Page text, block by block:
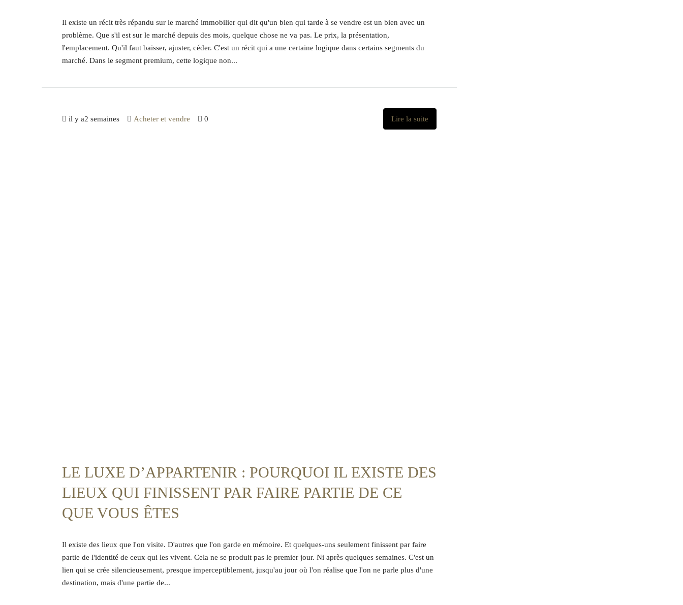
Il existe un récit très répandu sur le marché immobilier qui dit qu'un bien qui tarde à se vendre est un bien avec un
problème. Que s'il est sur le marché depuis des mois, quelque chose ne va pas. Le prix, la présentation,
l'emplacement. Qu'il faut baisser, ajuster, céder. C'est un récit qui a une certaine logique dans certains segments du
marché. Dans le segment premium, cette logique non...
il y a2 semaines Acheter et vendre 0 Lire la suite
LE LUXE D’APPARTENIR : POURQUOI IL EXISTE DES
LIEUX QUI FINISSENT PAR FAIRE PARTIE DE CE
QUE VOUS ÊTES
Il existe des lieux que l'on visite. D'autres que l'on garde en mémoire. Et quelques-uns seulement finissent par faire
partie de l'identité de ceux qui les vivent. Cela ne se produit pas le premier jour. Ni après quelques semaines. C'est un
lien qui se crée silencieusement, presque imperceptiblement, jusqu'au jour où l'on réalise que l'on ne parle plus d'une
destination, mais d'une partie de...